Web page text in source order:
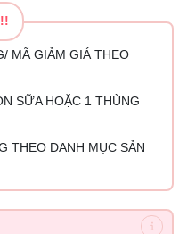
MÃ GIẢM GIÁ THEO
SỮA HOẶC 1 THÙNG
THEO DANH MỤC SẢN